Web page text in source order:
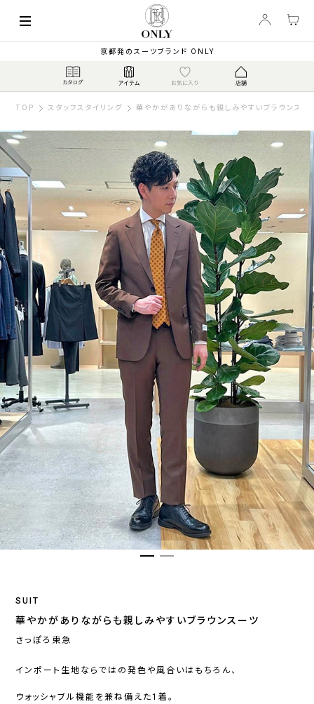
京都発のスーツブランド ONLY
TOP スタッフスタイリング 華やかがありながらも親しみやすいブラウンスー
SUIT
華やかがありながらも親しみやすいブラウンスーツ
さっぽろ東急
インポート生地ならではの発色や風合いはもちろん、
ウォッシャブル機能を兼ね備えた1着。